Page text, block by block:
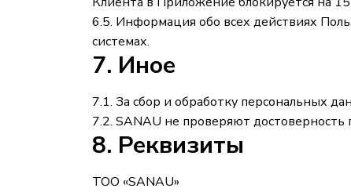
6.5. Информация обо всех действиях
системах.
7. Иное
7.1. За сбор и обработку персональных
7.2. SANAU не проверяют
8. Реквизиты
ТОО «SANAU»